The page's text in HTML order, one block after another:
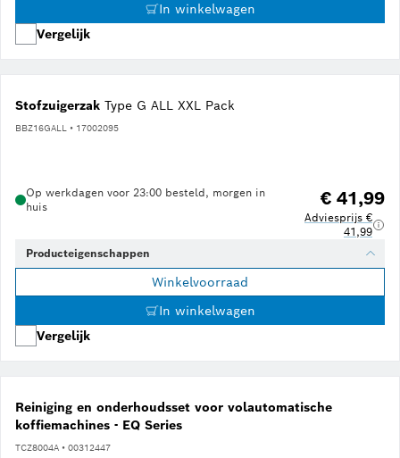
In winkelwagen
Vergelijk
Stofzuigerzak Type G ALL XXL Pack
BBZ16GALL • 17002095
Op werkdagen voor 23:00 besteld, morgen in
huis
€ 41,99
Adviesprijs €
41,99
Producteigenschappen
Winkelvoorraad
In winkelwagen
Vergelijk
Reiniging en onderhoudsset voor volautomatische
koffiemachines - EQ Series
TCZ8004A • 00312447